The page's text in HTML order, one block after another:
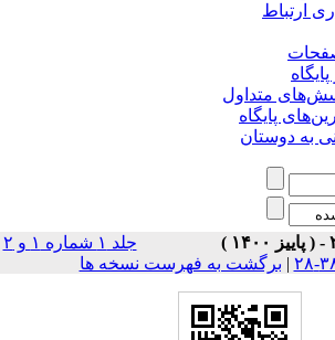
ارتباط
متداول
پایگاه
به دوستان
جلد ۱ شماره ۱ و ۲
|برگشت به فهرست نسخه ها